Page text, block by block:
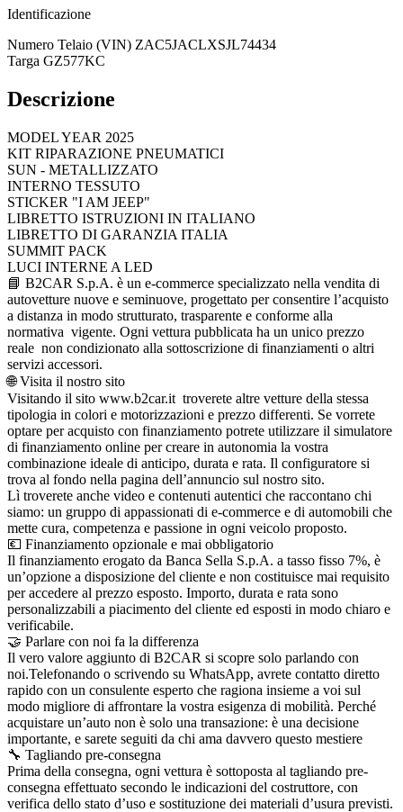
Identificazione
Numero Telaio (VIN) ZAC5JACLXSJL74434
Targa GZ577KC
Descrizione
MODEL YEAR 2025
KIT RIPARAZIONE PNEUMATICI
SUN - METALLIZZATO
INTERNO TESSUTO
STICKER "I AM JEEP"
LIBRETTO ISTRUZIONI IN ITALIANO
LIBRETTO DI GARANZIA ITALIA
SUMMIT PACK
LUCI INTERNE A LED
📘 B2CAR S.p.A. è un e-commerce specializzato nella vendita di
autovetture nuove e seminuove, progettato per consentire l’acquisto
a distanza in modo strutturato, trasparente e conforme alla
normativa vigente. Ogni vettura pubblicata ha un unico prezzo
reale non condizionato alla sottoscrizione di finanziamenti o altri
servizi accessori.
🌐 Visita il nostro sito
Visitando il sito www.b2car.it troverete altre vetture della stessa
tipologia in colori e motorizzazioni e prezzo differenti. Se vorrete
optare per acquisto con finanziamento potrete utilizzare il simulatore
di finanziamento online per creare in autonomia la vostra
combinazione ideale di anticipo, durata e rata. Il configuratore si
trova al fondo nella pagina dell’annuncio sul nostro sito.
Lì troverete anche video e contenuti autentici che raccontano chi
siamo: un gruppo di appassionati di e-commerce e di automobili che
mette cura, competenza e passione in ogni veicolo proposto.
💶 Finanziamento opzionale e mai obbligatorio
Il finanziamento erogato da Banca Sella S.p.A. a tasso fisso 7%, è
un’opzione a disposizione del cliente e non costituisce mai requisito
per accedere al prezzo esposto. Importo, durata e rata sono
personalizzabili a piacimento del cliente ed esposti in modo chiaro e
verificabile.
🤝 Parlare con noi fa la differenza
Il vero valore aggiunto di B2CAR si scopre solo parlando con
noi.Telefonando o scrivendo su WhatsApp, avrete contatto diretto
rapido con un consulente esperto che ragiona insieme a voi sul
modo migliore di affrontare la vostra esigenza di mobilità. Perché
acquistare un’auto non è solo una transazione: è una decisione
importante, e sarete seguiti da chi ama davvero questo mestiere
🔧 Tagliando pre-consegna
Prima della consegna, ogni vettura è sottoposta al tagliando pre-
consegna effettuato secondo le indicazioni del costruttore, con
verifica dello stato d’uso e sostituzione dei materiali d’usura previsti.